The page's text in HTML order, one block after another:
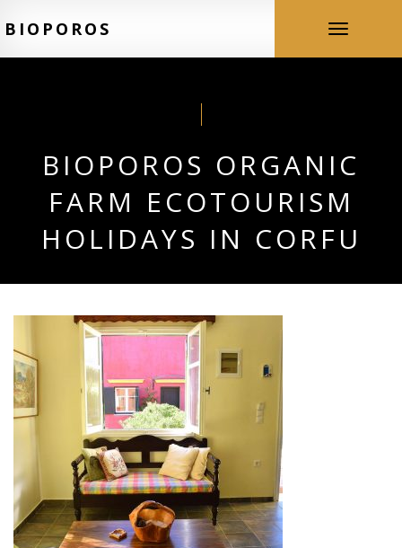
BIOPOROS
Toggle
navigation
BIOPOROS ORGANIC
FARM ECOTOURISM
HOLIDAYS IN CORFU